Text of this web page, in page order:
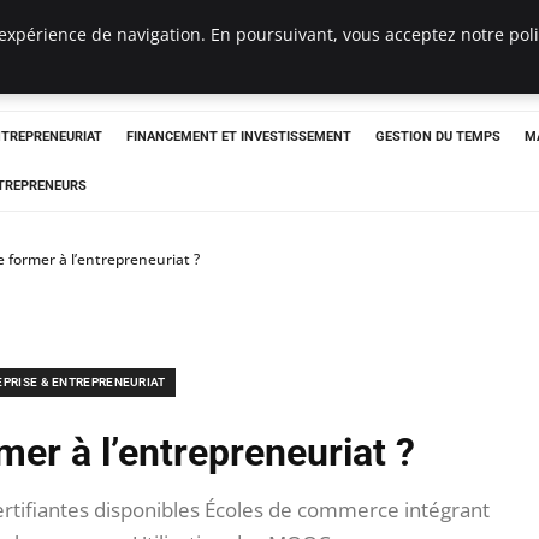
FINANCEMENT ET INVESTISSEMENT GESTION DU TEMPS
former à l’entrepreneuriat ?
& ENTREPRENEURIAT
à l’entrepreneuriat ?
disponibles Écoles de commerce intégrant
de navigation. En poursuivant, vous acceptez notre